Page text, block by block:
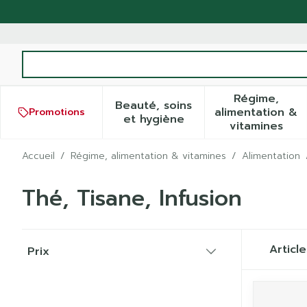
Promotions
Beauté, soins
et hygièneAfficher le sous-menu
Régime,
alimentation &
vitamines
Afficher
Accueil / Régime, alimentation & vitamines / Alimentation
Thé, Tisane, Infusion
Prix